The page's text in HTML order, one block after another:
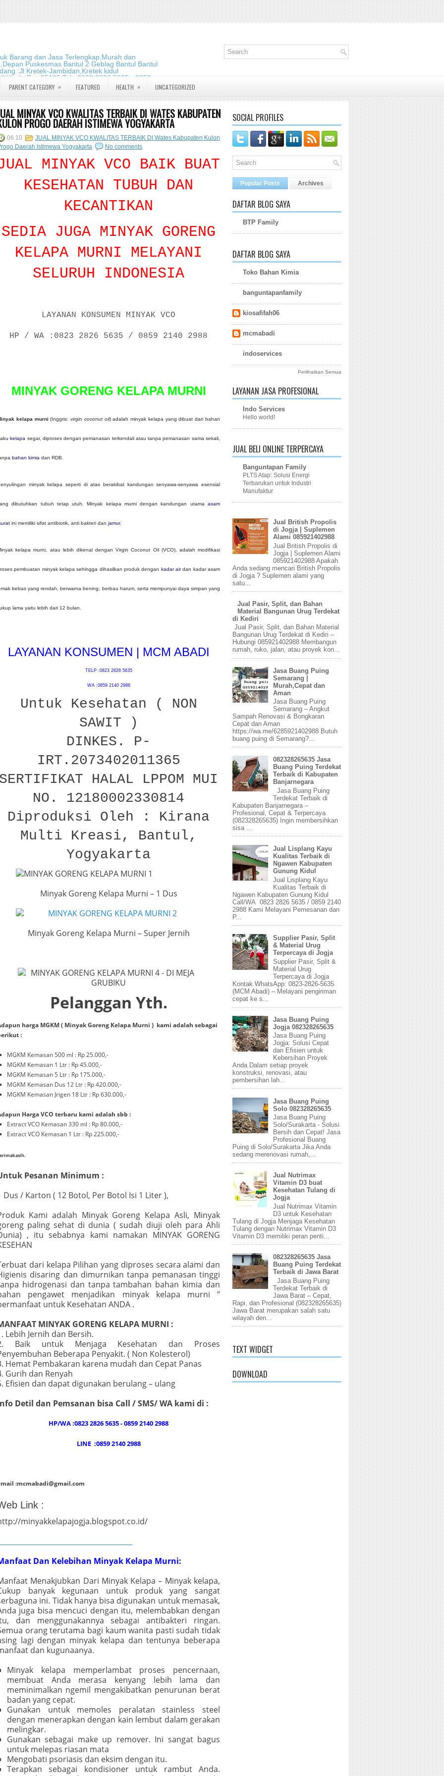
Barang dan Jasa Terlengkap,Murah dan
Puskesmas Bantul 2 Geblag Bantul Bantul
:Jl Kretek-Jambidan,Kretek kidul
Pos:55195 Telp:0823 2826 5635 - 0859
PARENT CATEGORY » FEATURED HEALTH » UNCATEGORIZED
MINYAK VCO KWALITAS TERBAIK DI WATES KABUPATEN
PROGO DAERAH ISTIMEWA YOGYAKARTA
06.10
JUAL MINYAK VCO KWALITAS TERBAIK DI Wates Kabupaten Kulon
Daerah Istimewa Yogyakarta
No comments
MINYAK VCO BAIK BUAT
KESEHATAN TUBUH DAN
KECANTIKAN
SEDIA JUGA MINYAK GORENG
KELAPA MURNI MELAYANI
SELURUH INDONESIA
LAYANAN KONSUMEN MINYAK VCO
HP / WA :0823 2826 5635 / 0859 2140 2988
MINYAK GORENG KELAPA MURNI
kelapa murni (Inggris:virgin coconut oil) adalah minyak kelapa yang dibuat dari bahan
kelapa segar, diproses dengan pemanasan terkendali atau tanpa pemanasan sama sekali,
bahan kimia dan RDB.
minyak kelapa seperti di atas berakibat kandungan senyawa-senyawa esensial
dibutuhkan tubuh tetap utuh. Minyak kelapa murni dengan kandungan utama asam
ini memiliki sifat antibiotik, anti bakteri dan jamur.
kelapa murni, atau lebih dikenal dengan Virgin Coconut Oil (VCO), adalah modifikasi
pembuatan minyak kelapa sehingga dihasilkan produk dengan kadar airdan kadar asam
bebas yang rendah, berwarna bening, berbau harum, serta mempunyai daya simpan yang
lama yaitu lebih dari 12 bulan.
LAYANAN KONSUMEN | MCM ABADI
TELP :0823 2826 5635
WA :0859 2140 2988
Untuk Kesehatan ( NON
SAWIT )
DINKES. P-
IRT.2073402011365
HALAL LPPOM MUI
NO. 12180002330814
Diproduksi Oleh : Kirana
Multi Kreasi, Bantul,
Yogyakarta
Minyak Goreng Kelapa Murni – 1 Dus
Minyak Goreng Kelapa Murni – Super Jernih
Pelanggan Yth.
harga MGKM ( Minyak Goreng Kelapa Murni ) kami adalah sebagai
:
MGKM Kemasan 500 ml : Rp 25.000,-
MGKM Kemasan 1 Ltr : Rp 45.000,-
MGKM Kemasan 5 Ltr : Rp 175.000,-
MGKM Kemasan Dus 12 Ltr : Rp 420.000,-
MGKM Kemasan Jrigen 18 Ltr : Rp 630.000,-
Harga VCO terbaru kami adalah sbb :
Extract VCO Kemasan 330 ml : Rp 80.000,-
Extract VCO Kemasan 1 Ltr : Rp 225.000,-
Pesanan Minimum :
Dus / Karton ( 12 Botol, Per Botol Isi 1 Liter ),
Kami adalah Minyak Goreng Kelapa Asli, Minyak
paling sehat di dunia ( sudah diuji oleh para Ahli
, itu sebabnya kami namakan MINYAK GORENG
dari kelapa Pilihan yang diproses secara alami dan
disaring dan dimurnikan tanpa pemanasan tinggi
hidrogenasi dan tanpa tambahan bahan kimia dan
pengawet menjadikan minyak kelapa murni ”
untuk Kesehatan ANDA .
MINYAK GORENG KELAPA MURNI :
Lebih Jernih dan Bersih.
Baik untuk Menjaga Kesehatan dan Proses
Beberapa Penyakit. ( Non Kolesterol)
Hemat Pembakaran karena mudah dan Cepat Panas
Gurih dan Renyah
Efisien dan dapat digunakan berulang – ulang
Detil dan Pemsanan bisa Call / SMS/ WA kami di :
HP/WA :0823 2826 5635 - 0859 2140 2988
LINE :0859 2140 2988
:mcmabadi@gmail.com
Link :
minyakkelapajogja.blogspot.co.id/
Dan Kelebihan Minyak Kelapa Murni:
Menakjubkan Dari Minyak Kelapa – Minyak kelapa,
banyak kegunaan untuk produk yang sangat
ini. Tidak hanya bisa digunakan untuk memasak,
juga bisa mencuci dengan itu, melembabkan dengan
dan menggunakannya sebagai antibakteri ringan.
orang terutama bagi kaum wanita pasti sudah tidak
lagi dengan minyak kelapa dan tentunya beberapa
dan kugunaanya.
Minyak kelapa memperlambat proses pencernaan,
membuat Anda merasa kenyang lebih lama dan
meminimalkan ngemil mengakibatkan penurunan berat
badan yang cepat.
Gunakan untuk memoles peralatan stainless steel
dengan menerapkan dengan kain lembut dalam gerakan
melingkar.
Gunakan sebagai make up remover. Ini sangat bagus
untuk melepas riasan mata
Mengobati psoriasis dan eksim dengan itu.
Terapkan sebagai kondisioner untuk rambut Anda.
SOCIAL PROFILES
Popular Posts Archives
DAFTAR BLOG SAYA
BTP Family
DAFTAR BLOG SAYA
Toko Bahan Kimia
banguntapanfamily
kiosafifah06
mcmabadi
indoservices
Perlihatkan Semua
LAYANAN JASA PROFESIONAL
Indo Services
Hello world!
JUAL BELI ONLINE TERPERCAYA
Banguntapan Family
PLTS Atap: Solusi Energi
Terbarukan untuk Industri
Manufaktur
Jual British Propolis
di Jogja | Suplemen
Alami 085921402988
Jual British Propolis di
Jogja | Suplemen Alami
085921402988 Apakah
Anda sedang mencari British Propolis
di Jogja ? Suplemen alami yang
satu...
Jual Pasir, Split, dan Bahan
Material Bangunan Urug Terdekat
di Kediri
Jual Pasir, Split, dan Bahan Material
Bangunan Urug Terdekat di Kediri –
Hubungi 085921402988 Membangun
rumah, ruko, jalan, atau proyek kon...
Jasa Buang Puing
Semarang |
Murah,Cepat dan
Aman
Jasa Buang Puing
Semarang – Angkut
Sampah Renovasi & Bongkaran
Cepat dan Aman
https://wa.me/6285921402988 Butuh
buang puing di Semarang?...
082328265635 Jasa
Buang Puing Terdekat
Terbaik di Kabupaten
Banjarnegara
Jasa Buang Puing
Terdekat Terbaik di
Kabupaten Banjarnegara –
Profesional, Cepat & Terpercaya
(082328265635) Ingin membersihkan
sisa ...
Jual Lisplang Kayu
Kualitas Terbaik di
Ngawen Kabupaten
Gunung Kidul
Jual Lisplang Kayu
Kualitas Terbaik di
Ngawen Kabupaten Gunung Kidul
Call/WA 0823 2826 5635 / 0859 2140
2988 Kami Melayani Pemesanan dan
P...
Supplier Pasir, Split
& Material Urug
Terpercaya di Jogja
Supplier Pasir, Split &
Material Urug
Terpercaya di Jogja
Kontak WhatsApp: 0823-2826-5635
(MCM Abadi) – Melayani pengiriman
cepat ke s...
Jasa Buang Puing
Jogja 082328265635
Jasa Buang Puing
Jogja: Solusi Cepat
dan Efisien untuk
Kebersihan Proyek
Anda Dalam setiap proyek
konstruksi, renovasi, atau
pembersihan lah...
Jasa Buang Puing
Solo 082328265635
Jasa Buang Puing
Solo/Surakarta - Solusi
Bersih dan Cepat! Jasa
Profesional Buang
Puing di Solo/Surakarta Jika Anda
sedang merenovasi rumah,...
Jual Nutrimax
Vitamin D3 buat
Kesehatan Tulang di
Jogja
Jual Nutrimax Vitamin
D3 untuk Kesehatan
Tulang di Jogja Menjaga Kesehatan
Tulang dengan Nutrimax Vitamin D3
Vitamin D3 memiliki peran penti...
082328265635 Jasa
Buang Puing Terdekat
Terbaik di Jawa Barat
Jasa Buang Puing
Terdekat Terbaik di
Jawa Barat – Cepat,
Rapi, dan Profesional (082328265635)
Jawa Barat merupakan salah satu
wilayah den...
TEXT WIDGET
DOWNLOAD